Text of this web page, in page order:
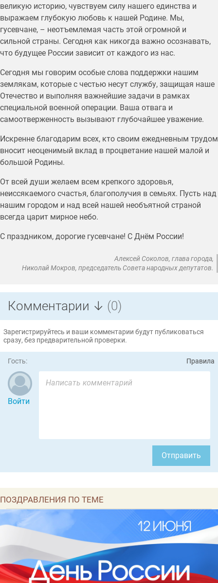
великую историю, чувствуем силу нашего единства и
выражаем глубокую любовь к нашей Родине. Мы,
гусевчане, – неотъемлемая часть этой огромной и
сильной страны. Сегодня как никогда важно осознавать,
что будущее России зависит от каждого из нас.
Сегодня мы говорим особые слова поддержки нашим
землякам, которые с честью несут службу, защищая наше
Отечество и выполняя важнейшие задачи в рамках
специальной военной операции. Ваша отвага и
самоотверженность вызывают глубочайшее уважение.
Искренне благодарим всех, кто своим ежедневным трудом
вносит неоценимый вклад в процветание нашей малой и
большой Родины.
От всей души желаем всем крепкого здоровья,
неиссякаемого счастья, благополучия в семьях. Пусть над
нашим городом и над всей нашей необъятной страной
всегда царит мирное небо.
С праздником, дорогие гусевчане! С Днём России!
Алексей Соколов, глава города,
Николай Мокров, председатель Совета народных депутатов.
Комментарии ↓ (0)
Зарегистрируйтесь и ваши комментарии будут публиковаться
сразу, без предварительной проверки.
Гость: Правила
Войти
Отправить
ПОЗДРАВЛЕНИЯ ПО ТЕМЕ